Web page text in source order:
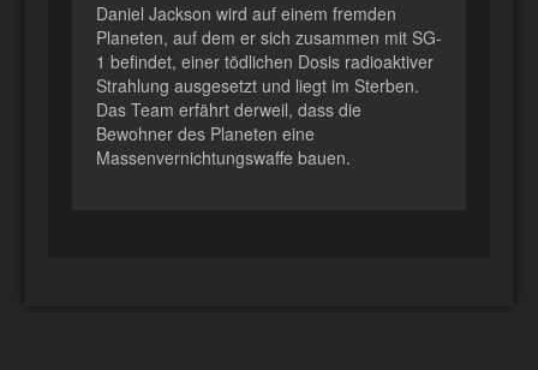
Daniel Jackson wird auf einem fremden
Planeten, auf dem er sich zusammen mit SG-
1 befindet, einer tödlichen Dosis radioaktiver
Strahlung ausgesetzt und liegt im Sterben.
Das Team erfährt derweil, dass die
Bewohner des Planeten eine
Massenvernichtungswaffe bauen.